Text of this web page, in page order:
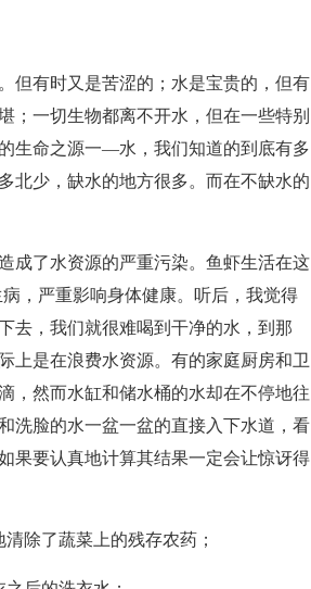
但有时又是苦涩的；水是宝贵的，但有
；一切生物都离不开水，但在一些特别
生命之源一—水，我们知道的到底有多
北少，缺水的地方很多。而在不缺水的
成了水资源的严重污染。鱼虾生活在这
，严重影响身体健康。听后，我觉得
去，我们就很难喝到干净的水，到那
上是在浪费水资源。有的家庭厨房和卫
，然而水缸和储水桶的水却在不停地往
洗脸的水一盆一盆的直接入下水道，看
果要认真地计算其结果一定会让惊讶得
除了蔬菜上的残存农药；